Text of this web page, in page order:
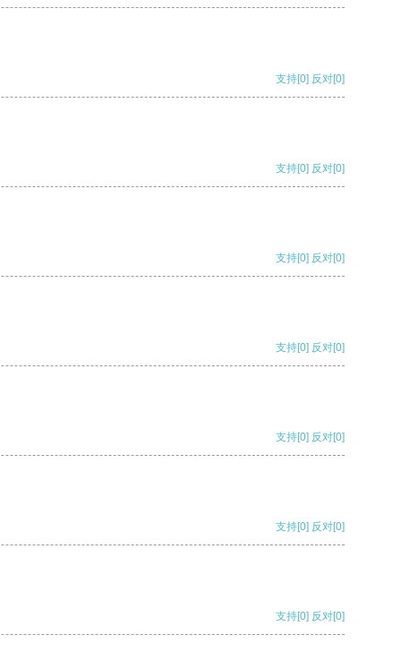
支持[0] 反对[0]
支持[0] 反对[0]
支持[0] 反对[0]
支持[0] 反对[0]
支持[0] 反对[0]
支持[0] 反对[0]
支持[0] 反对[0]